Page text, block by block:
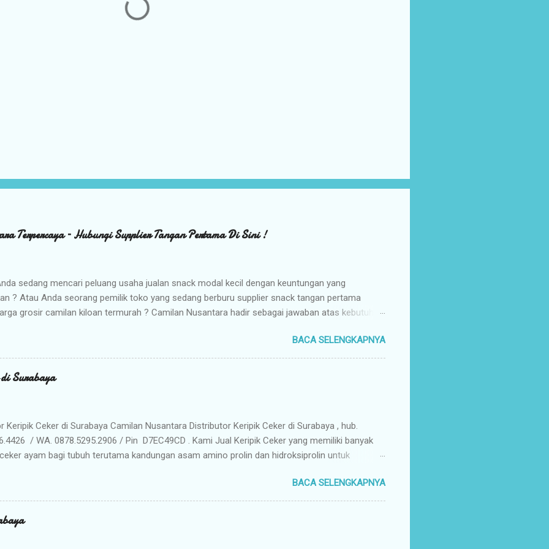
Terpercaya – Hubungi Supplier Tangan Pertama Di Sini !
sedang mencari peluang usaha jualan snack modal kecil dengan keuntungan yang
? Atau Anda seorang pemilik toko yang sedang berburu supplier snack tangan pertama
grosir camilan kiloan termurah ? Camilan Nusantara hadir sebagai jawaban atas kebutuhan
dan camilan kering berkualitas premium langsung dari gudang pusat (tangan pertama).
Camilan Nusantara sebagai Mitra Bisnis Anda ? Harga Grosir Tangan Pertama : Karena
distributor utama, Anda mendapatkan jaminan harga termurah untuk memaksimalkan margin
Anda saat dijual kembali. Kualitas & Rasa Terjamin : Produk dikemas secara higienis, renyah,
BACA SELENGKAPNYA
Surabaya
Keripik Ceker di Surabaya Camilan Nusantara Distributor Keripik Ceker di Surabaya , hub.
/ WA. 0878.5295.2906 / Pin D7EC49CD . Kami Jual Keripik Ceker yang memiliki banyak
ayam bagi tubuh terutama kandungan asam amino prolin dan hidroksiprolin untuk
makanan ringan yang digoreng hingga krispi dan garing. Bumbu rempah-rempah yang
membuat rasa Keripik Ceker menjadi semakin menggoda. Rasa yang gurih dan renyah
Keripik Ceker bisa menjadi pilihan istimewa untuk oleh-oleh keluarga. Keripik ceker ayam
khas Surabaya dengan cita rasa yang enak dan tekstur yang renyah kriuk banget,
BACA SELENGKAPNYA